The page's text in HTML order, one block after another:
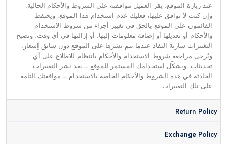
عند زيارة الموقع، يقر العميل موافقته على الشروط والأحكام الحالية.
وإن كنت لا توافق عليها، فعليك عدم استخدام هذا الموقع. ويحتفظ
القائمون على الموقع بالحق في تغيير أجزاء من شروط الاستخدام
والأحكام أو تعديلها أو إضافة معلومات إليها، أو إزالتها في أي وقت. وتصبح
التغييرات سارية النفاذ عندما يتم نشرها على الموقع دون سابق إشعار.
ويُرجى مراجعة شروط الاستخدام والأحكام بانتظام للاطلاع على أي
تحديثات. ويشكِّل استخدامك المستمر للموقع ــ بعد نشر التغييرات
الحادثة في هذه الشروط والأحكام الخاصة بالاستخدام ــ موافقتك التامة
على تلك التغييرات
Return Policy
Exchange Policy